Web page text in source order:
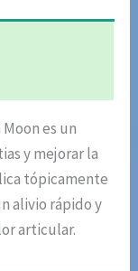
es un
y mejorar la
tópicamente
alivio rápido y
articular.